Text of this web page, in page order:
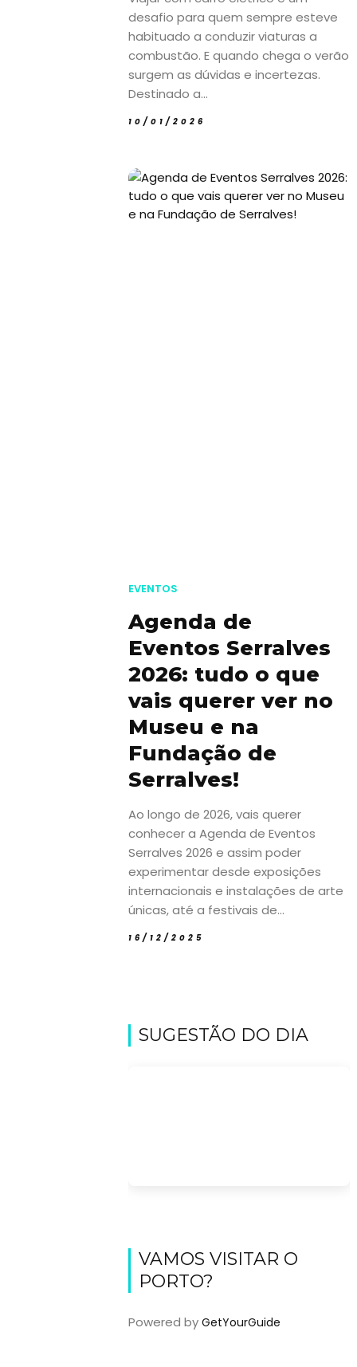
desafio para quem sempre esteve
habituado a conduzir viaturas a
combustão. E quando chega o verão
surgem as dúvidas e incertezas.
Destinado a...
10/01/2026
EVENTOS
Agenda de
Eventos Serralves
2026: tudo o que
vais querer ver no
Museu e na
Fundação de
Serralves!
Ao longo de 2026, vais querer
conhecer a Agenda de Eventos
Serralves 2026 e assim poder
experimentar desde exposições
internacionais e instalações de arte
únicas, até a festivais de...
16/12/2025
SUGESTÃO DO DIA
VAMOS VISITAR O
PORTO?
Powered byGetYourGuide